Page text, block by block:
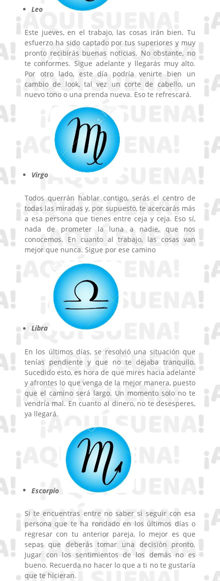
Leo
Este jueves, en el trabajo, las cosas irán bien. Tu
esfuerzo ha sido captado por tus superiores y muy
pronto recibirás buenas noticias. No obstante, no
te conformes. Sigue adelante y llegarás muy alto.
Por otro lado, este día podría venirte bien un
cambio de look, tal vez un corte de cabello, un
nuevo tono o una prenda nueva. Eso te refrescará.
Virgo
Todos querrán hablar contigo, serás el centro de
todas las miradas y, por supuesto, te acercarás más
a esa persona que tienes entre ceja y ceja. Eso sí,
nada de prometer la luna a nadie, que nos
conocemos. En cuanto al trabajo, las cosas van
mejor que nunca. Sigue por ese camino
Libra
En los últimos días, se resolvió una situación que
tenías pendiente y que no te dejaba tranquilo.
Sucedido esto, es hora de que mires hacia adelante
y afrontes lo que venga de la mejor manera, puesto
que el camino será largo. Un momento solo no te
vendría mal. En cuanto al dinero, no te desesperes,
ya llegará.
Escorpio
Si te encuentras entre no saber si seguir con esa
persona que te ha rondado en los últimos días o
regresar con tu anterior pareja, lo mejor es que
sepas que deberás tomar una decisión pronto.
Jugar con los sentimientos de los demás no es
bueno. Recuerda no hacer lo que a ti no te gustaría
que te hicieran.